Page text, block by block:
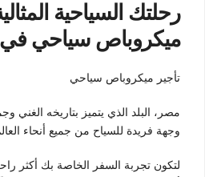
رحلتك السياحية
ميكروباص سياحي
تأجير ميكروباص سياحي
مصر، البلد الذي يتميز بتاريخه الغني
وجهة فريدة للسياح من جميع أنحاء
لتكون تجربة السفر الخاصة بك أكثر